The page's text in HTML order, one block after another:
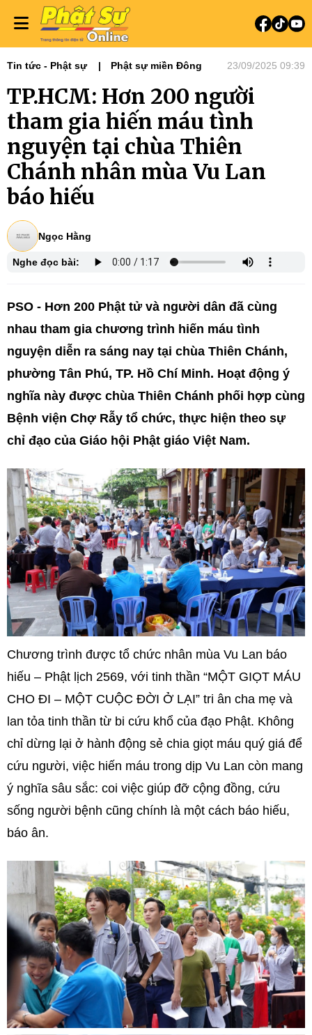
Tin tức - Phật sự Phật sự miền Đông 23/09/2025 09:39
TP.HCM: Hơn 200 người
tham gia hiến máu tình
nguyện tại chùa Thiên
Chánh nhân mùa Vu Lan
báo hiếu
Ngọc Hằng
Nghe đọc bài:
PSO - Hơn 200 Phật tử và người dân đã cùng
nhau tham gia chương trình hiến máu tình
nguyện diễn ra sáng nay tại chùa Thiên Chánh,
phường Tân Phú, TP. Hồ Chí Minh. Hoạt động ý
nghĩa này được chùa Thiên Chánh phối hợp cùng
Bệnh viện Chợ Rẫy tổ chức, thực hiện theo sự
chỉ đạo của Giáo hội Phật giáo Việt Nam.
Chương trình được tổ chức nhân mùa Vu Lan báo
hiếu – Phật lịch 2569, với tinh thần “MỘT GIỌT MÁU
CHO ĐI – MỘT CUỘC ĐỜI Ở LẠI” tri ân cha mẹ và
lan tỏa tinh thần từ bi cứu khổ của đạo Phật. Không
chỉ dừng lại ở hành động sẻ chia giọt máu quý giá để
cứu người, việc hiến máu trong dịp Vu Lan còn mang
ý nghĩa sâu sắc: coi việc giúp đỡ cộng đồng, cứu
sống người bệnh cũng chính là một cách báo hiếu,
báo ân.